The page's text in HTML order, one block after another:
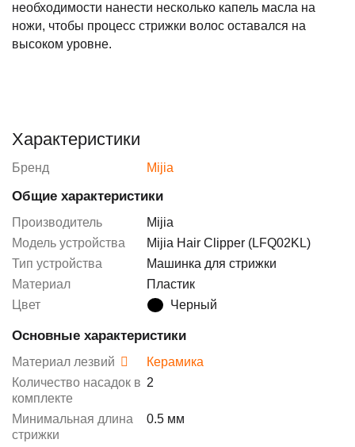
необходимости нанести несколько капель масла на
ножи, чтобы процесс стрижки волос оставался на
высоком уровне.
Характеристики
Бренд Mijia
Общие характеристики
Производитель
Mijia
Модель устройства
Mijia Hair Clipper (LFQ02KL)
Тип устройства
Машинка для стрижки
Материал
Пластик
Цвет
Черный
Основные характеристики
Материал лезвий
Керамика
Количество насадок в
комплекте
2
Минимальная длина
стрижки
0.5 мм